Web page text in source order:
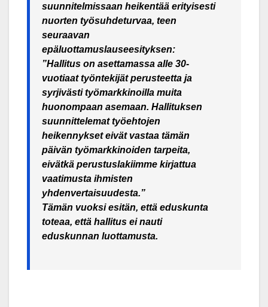
suunnitelmissaan heikentää erityisesti
nuorten työsuhdeturvaa, teen
seuraavan
epäluottamuslauseesityksen:
”Hallitus on asettamassa alle 30-
vuotiaat työntekijät perusteetta ja
syrjivästi työmarkkinoilla muita
huonompaan asemaan. Hallituksen
suunnittelemat työehtojen
heikennykset eivät vastaa tämän
päivän työmarkkinoiden tarpeita,
eivätkä perustuslakiimme kirjattua
vaatimusta ihmisten
yhdenvertaisuudesta.”
Tämän vuoksi esitän, että eduskunta
toteaa, että hallitus ei nauti
eduskunnan luottamusta.